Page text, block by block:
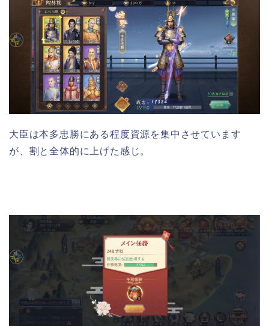
大臣は本多忠勝にある程度資源を集中させています
が、割と全体的に上げた感じ。